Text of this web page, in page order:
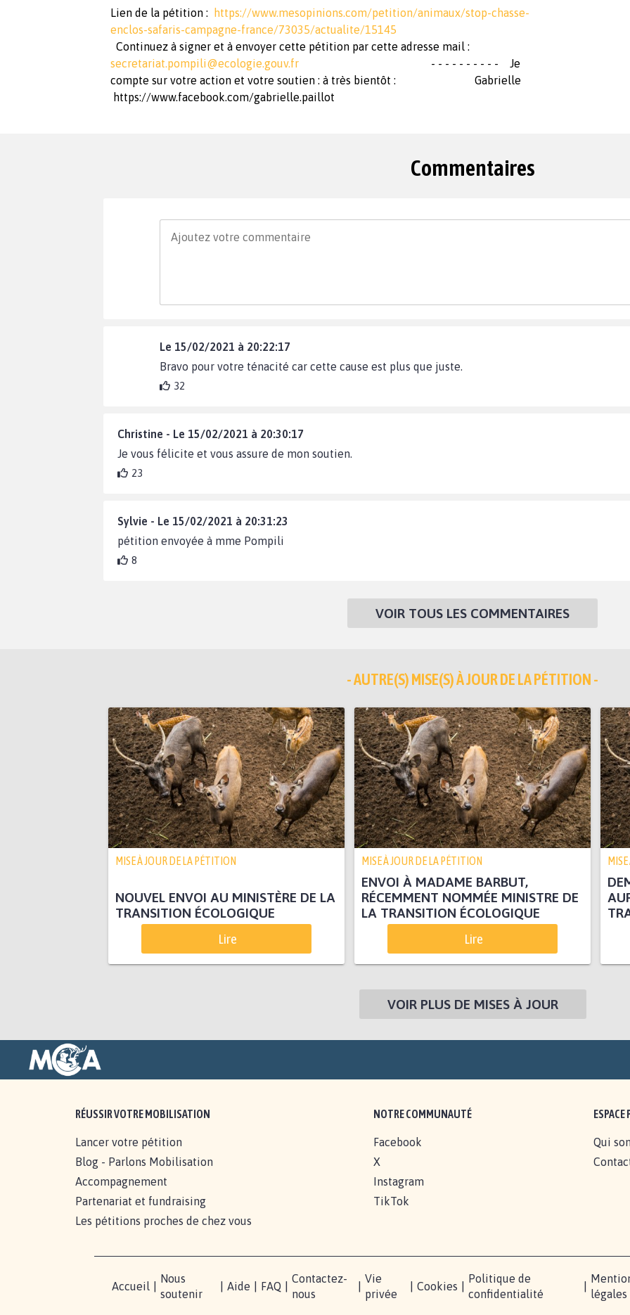
Lien de la pétition :
https://www.mesopinions.com/petition/animaux/stop-chasse-
enclos-safaris-campagne-france/73035/actualite/15145
Continuez à signer et à envoyer cette pétition par cette adresse mail :
secretariat.pompili@ecologie.gouv.fr
- - - - - - - - - - Je
compte sur votre action et votre soutien : à très bientôt : Gabrielle
https://www.facebook.com/gabrielle.paillot
Commentaires
Le 15/02/2021 à 20:22:17
Bravo pour votre ténacité car cette cause est plus que juste.
32
Christine - Le 15/02/2021 à 20:30:17
Je vous félicite et vous assure de mon soutien.
23
Sylvie - Le 15/02/2021 à 20:31:23
pétition envoyée à mme Pompili
8
VOIR TOUS LES COMMENTAIRES
- AUTRE(S) MISE(S) À JOUR DE LA PÉTITION -
MISE À JOUR DE LA PÉTITION
NOUVEL ENVOI AU MINISTÈRE DE LA
TRANSITION ÉCOLOGIQUE
Lire
MISE À JOUR DE LA PÉTITION
ENVOI À MADAME BARBUT,
RÉCEMMENT NOMMÉE MINISTRE DE
LA TRANSITION ÉCOLOGIQUE
Lire
VOIR PLUS DE MISES À JOUR
RÉUSSIR VOTRE MOBILISATION
Lancer votre pétition
Blog - Parlons Mobilisation
Accompagnement
Partenariat et fundraising
Les pétitions proches de chez vous
NOTRE COMMUNAUTÉ
Facebook
X
Instagram
TikTok
ESPACE
Qui
Accueil
Nous
soutenir
Aide FAQ
Contactez-
nous
Vie
privée
Cookies
Politique de
confidentialité
légales